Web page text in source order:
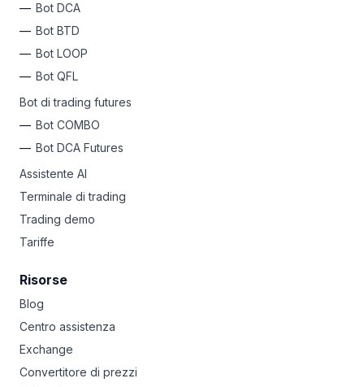
Bot DCA
Bot BTD
Bot LOOP
Bot QFL
Bot di trading futures
Bot COMBO
Bot DCA Futures
Assistente AI
Terminale di trading
Trading demo
Tariffe
Risorse
Blog
Centro assistenza
Exchange
Convertitore di prezzi